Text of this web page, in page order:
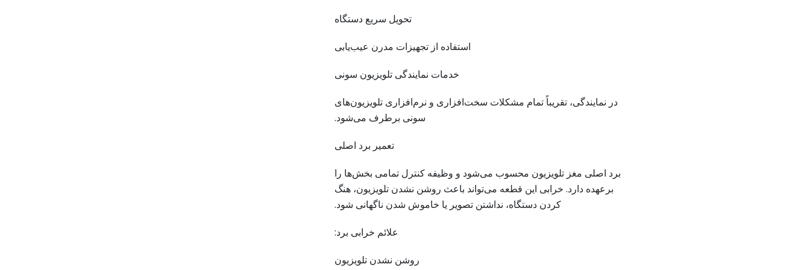
تحویل سریع دستگاه
استفاده از تجهیزات مدرن عیب‌یابی
خدمات نمایندگی تلویزیون سونی
در نمایندگی، تقریباً تمام مشکلات سخت‌افزاری و نرم‌افزاری تلویزیون‌های
سونی برطرف می‌شود.
تعمیر برد اصلی
برد اصلی مغز تلویزیون محسوب می‌شود و وظیفه کنترل تمامی بخش‌ها را
برعهده دارد. خرابی این قطعه می‌تواند باعث روشن نشدن تلویزیون، هنگ
کردن دستگاه، نداشتن تصویر یا خاموش شدن ناگهانی شود.
علائم خرابی برد:
روشن نشدن تلویزیون